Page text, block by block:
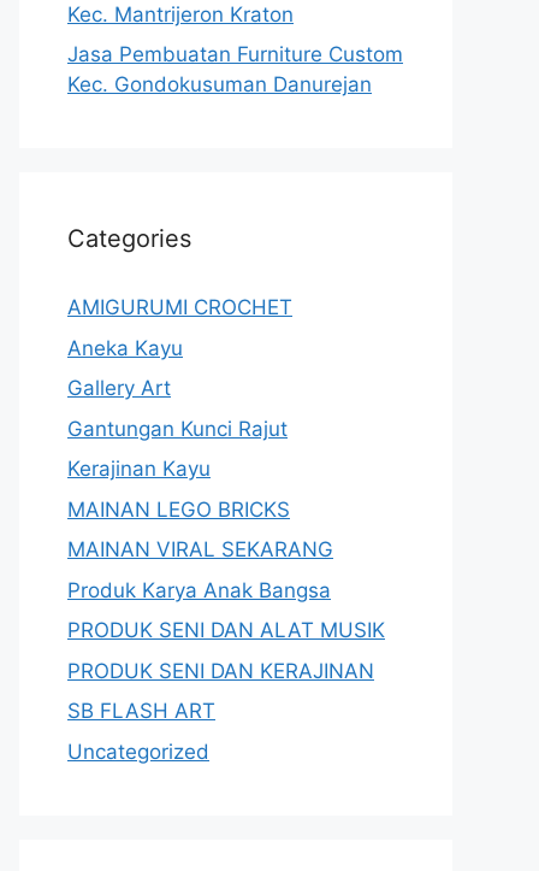
Kec. Mantrijeron Kraton
Jasa Pembuatan Furniture Custom
Kec. Gondokusuman Danurejan
Categories
AMIGURUMI CROCHET
Aneka Kayu
Gallery Art
Gantungan Kunci Rajut
Kerajinan Kayu
MAINAN LEGO BRICKS
MAINAN VIRAL SEKARANG
Produk Karya Anak Bangsa
PRODUK SENI DAN ALAT MUSIK
PRODUK SENI DAN KERAJINAN
SB FLASH ART
Uncategorized